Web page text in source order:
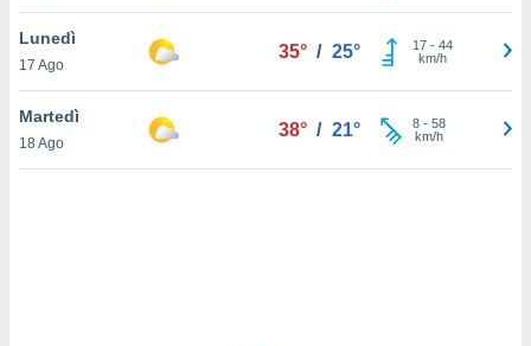
web.
Lunedì
17 Ago
35° / 25° 17- 44
km/h
Martedì
18 Ago
38° / 21° 8- 58
km/h